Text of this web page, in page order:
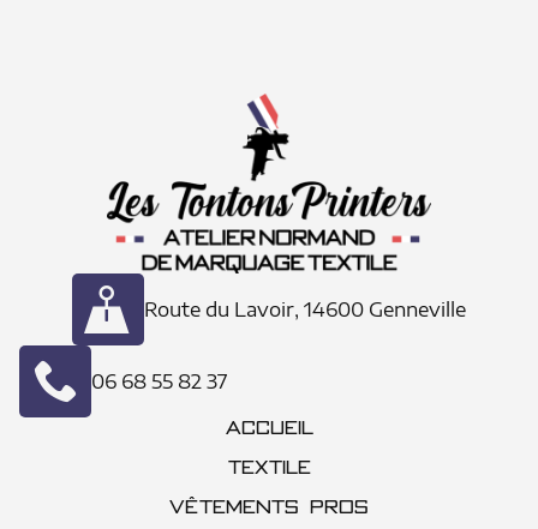
Route du Lavoir, 14600 Genneville
06 68 55 82 37
ACCUEIL
TEXTILE
VÊTEMENTS PROS